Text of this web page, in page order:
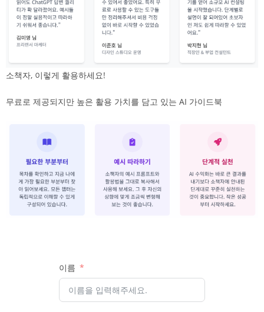
소책자, 이렇게 활용하세요!
무료로 제공되지만 높은 활용 가치를 담고 있는 AI 가이드북
이름